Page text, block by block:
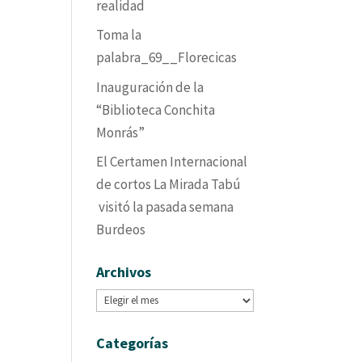
realidad
Toma la
palabra_69__Florecicas
Inauguración de la
“Biblioteca Conchita
Monrás”
El Certamen Internacional
de cortos La Mirada Tabú
visitó la pasada semana
Burdeos
Archivos
Archivos
Categorías